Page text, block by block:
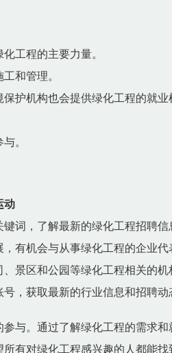
工程的主要力量。
和管理。
护机构也会提供绿化工程的就业
。
动
词，了解最新的绿化工程招聘信
有机会与从事绿化工程的企业代
景区和公园等绿化工程相关的机
，获取最新的行业信息和招聘动
与。通过了解绿化工程的需求
有对绿化工程感兴趣的人都能找